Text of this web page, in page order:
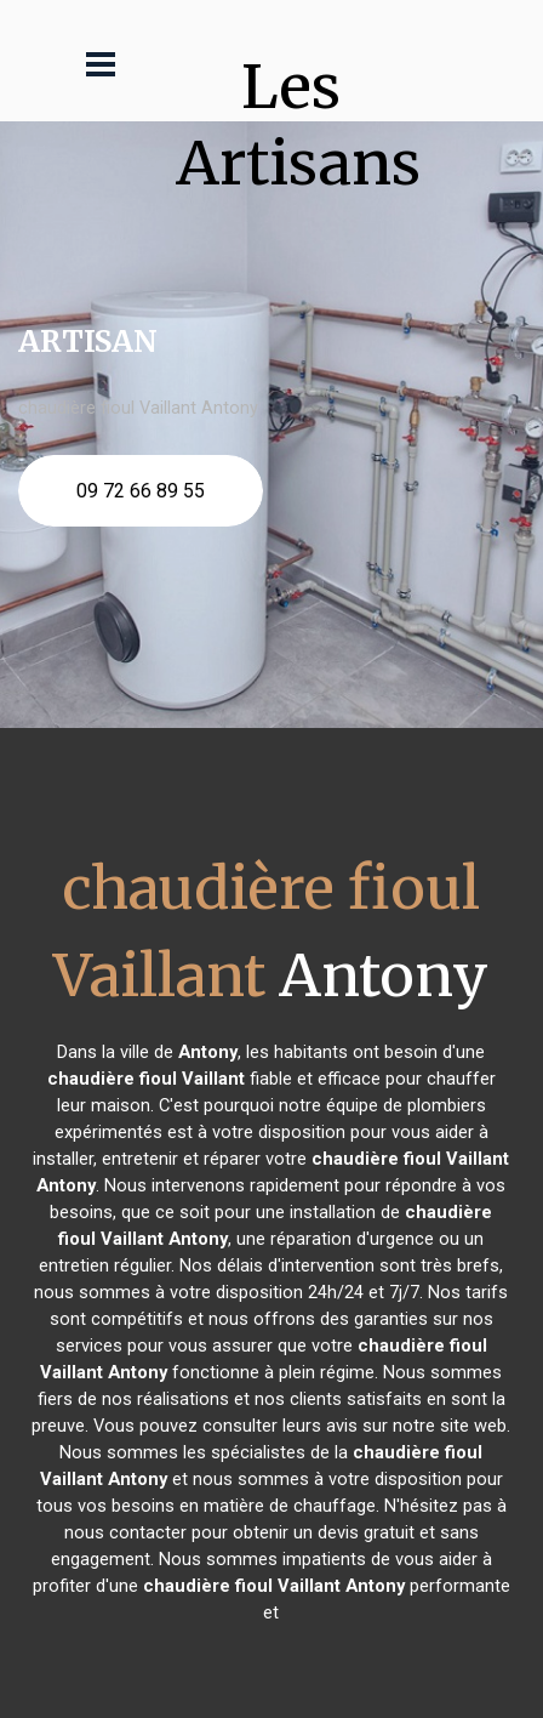
Les
Artisans
ARTISAN
chaudière fioul Vaillant Antony
09 72 66 89 55
chaudière fioul
VaillantAntony
Dans la ville deAntony, les habitants ont besoin d'une
chaudière fioul Vaillantfiable et efficace pour chauffer
leur maison. C'est pourquoi notre équipe de plombiers
expérimentés est à votre disposition pour vous aider à
installer, entretenir et réparer votre chaudière fioul Vaillant
Antony. Nous intervenons rapidement pour répondre à vos
besoins, que ce soit pour une installation de chaudière
fioul Vaillant Antony, une réparation d'urgence ou un
entretien régulier. Nos délais d'intervention sont très brefs,
nous sommes à votre disposition 24h/24 et 7j/7. Nos tarifs
sont compétitifs et nous offrons des garanties sur nos
services pour vous assurer que votre chaudière fioul
Vaillant Antonyfonctionne à plein régime. Nous sommes
fiers de nos réalisations et nos clients satisfaits en sont la
preuve. Vous pouvez consulter leurs avis sur notre site web.
Nous sommes les spécialistes de la chaudière fioul
Vaillant Antonyet nous sommes à votre disposition pour
tous vos besoins en matière de chauffage. N'hésitez pas à
nous contacter pour obtenir un devis gratuit et sans
engagement. Nous sommes impatients de vous aider à
profiter d'une chaudière fioul Vaillant Antonyperformante
et